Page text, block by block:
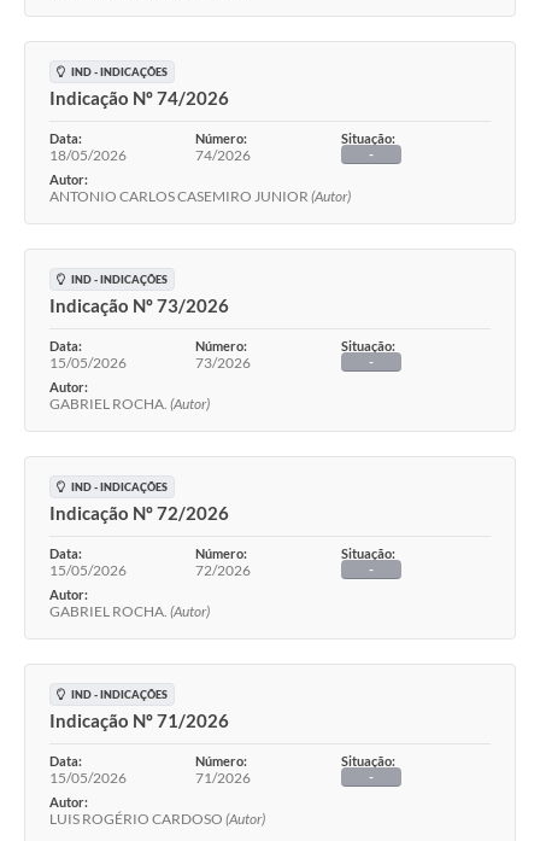
IND - INDICAÇÕES
Indicação Nº 74/2026
Data:
18/05/2026
Número:
74/2026
Situação:
-
Autor:
ANTONIO CARLOS CASEMIRO JUNIOR (Autor)
IND - INDICAÇÕES
Indicação Nº 73/2026
Data:
15/05/2026
Número:
73/2026
Situação:
-
Autor:
GABRIEL ROCHA. (Autor)
IND - INDICAÇÕES
Indicação Nº 72/2026
Data:
15/05/2026
Número:
72/2026
Situação:
-
Autor:
GABRIEL ROCHA. (Autor)
IND - INDICAÇÕES
Indicação Nº 71/2026
Data:
15/05/2026
Número:
71/2026
Situação:
-
Autor:
LUIS ROGÉRIO CARDOSO (Autor)